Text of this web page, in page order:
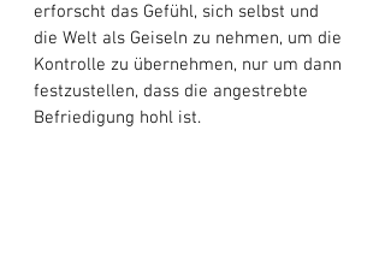
erforscht das Gefühl, sich selbst und
die Welt als Geiseln zu nehmen, um die
Kontrolle zu übernehmen, nur um dann
festzustellen, dass die angestrebte
Befriedigung hohl ist.